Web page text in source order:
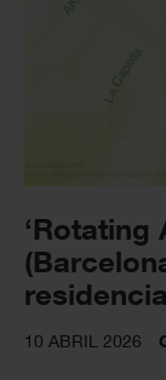
‘Rotating
10 ABRIL 2026